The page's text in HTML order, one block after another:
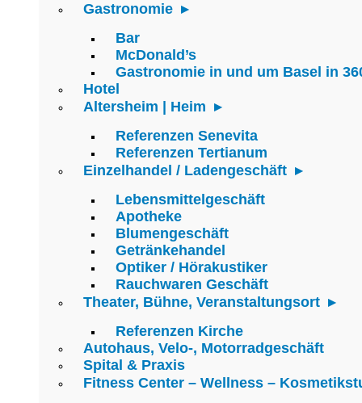
Gastronomie
Bar
McDonald’s
Gastronomie in und um Basel in
Hotel
Altersheim | Heim
Referenzen Senevita
Referenzen Tertianum
Einzelhandel / Ladengeschäft
Lebensmittelgeschäft
Apotheke
Blumengeschäft
Getränkehandel
Optiker / Hörakustiker
Rauchwaren Geschäft
Theater, Bühne, Veranstaltungsort
Referenzen Kirche
Autohaus, Velo-, Motorradgeschäft
Spital & Praxis
Fitness Center – Wellness –